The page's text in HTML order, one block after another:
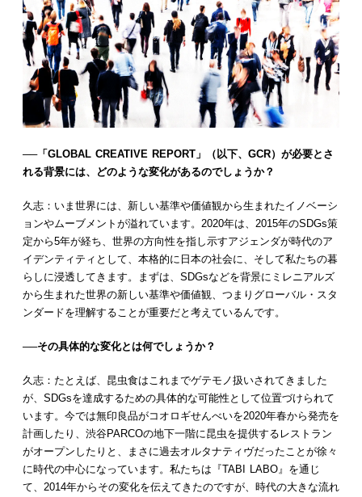
──「GLOBAL CREATIVE REPORT」（以下、GCR）が必要とさ
れる背景には、どのような変化があるのでしょうか？
久志：いま世界には、新しい基準や価値観から生まれたイノベーシ
ョンやムーブメントが溢れています。2020年は、2015年のSDGs策
定から5年が経ち、世界の方向性を指し示すアジェンダが時代のア
イデンティティとして、本格的に日本の社会に、そして私たちの暮
らしに浸透してきます。まずは、SDGsなどを背景にミレニアルズ
から生まれた世界の新しい基準や価値観、つまりグローバル・スタ
ンダードを理解することが重要だと考えているんです。
──その具体的な変化とは何でしょうか？
久志：たとえば、昆虫食はこれまでゲテモノ扱いされてきました
が、SDGsを達成するための具体的な可能性として位置づけられて
います。今では無印良品がコオロギせんべいを2020年春から発売を
計画したり、渋谷PARCOの地下一階に昆虫を提供するレストラン
がオープンしたりと、まさに過去オルタナティヴだったことが徐々
に時代の中心になっています。私たちは『TABI LABO』を通じ
て、2014年からその変化を伝えてきたのですが、時代の大きな流れ